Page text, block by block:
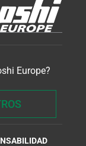
Europe?